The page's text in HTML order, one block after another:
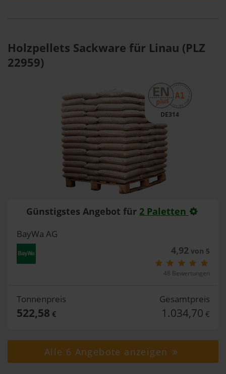
Holzpellets Sackware für Linau (PLZ
22959)
DE314
Günstigstes Angebot für 2 Paletten
BayWa AG
4,92von 5
48 Bewertungen
Tonnenpreis
522,58 €
Gesamtpreis
1.034,70 €
Alle 6 Angebote anzeigen